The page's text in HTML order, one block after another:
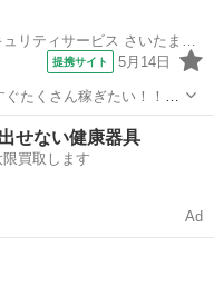
株式会社VOLLMONTセキュリティサービス さいたま支社【日勤＆夜勤】(43)_A
提携サイト 5月14日
の希望をお聞かせくださ
警備員
せない健康器具
買取します
Ad